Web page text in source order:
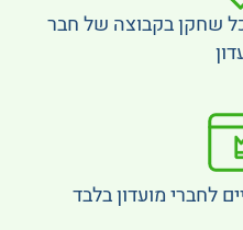
שחקן בקבוצה של חבר
לחברי מועדון בלבד